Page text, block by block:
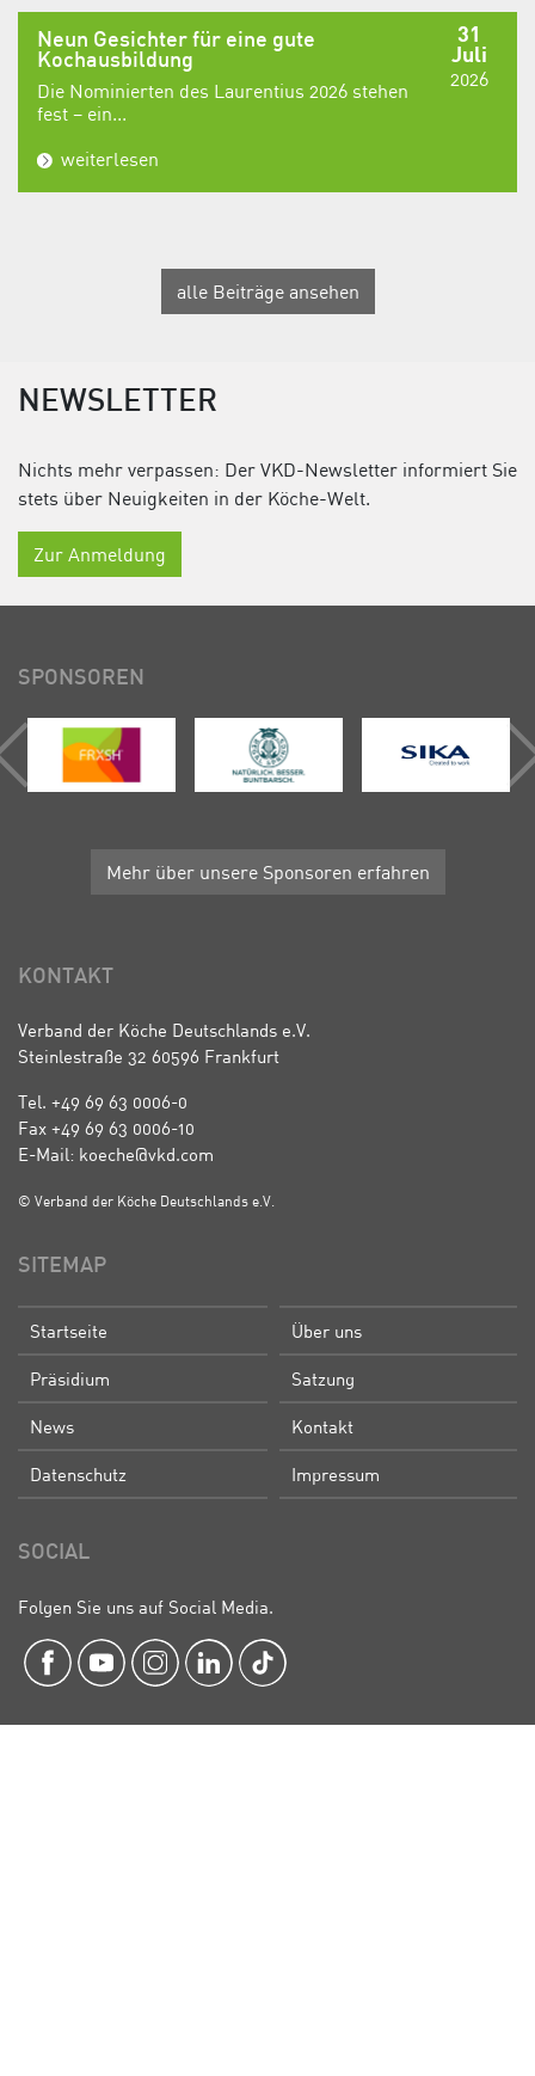
31
Juli
2026
Neun Gesichter für eine gute
Kochausbildung
Die Nominierten des Laurentius 2026 stehen
fest – ein...
weiterlesen
alle Beiträge ansehen
NEWSLETTER
Nichts mehr verpassen: Der VKD-Newsletter informiert Sie
stets über Neuigkeiten in der Köche-Welt.
Zur Anmeldung
SPONSOREN
Mehr über unsere Sponsoren erfahren
KONTAKT
Verband der Köche Deutschlands e.V.
Steinlestraße 32 60596 Frankfurt
Tel. +49 69 63 0006-0
Fax +49 69 63 0006-10
E-Mail: koeche@vkd.com
© Verband der Köche Deutschlands e.V.
SITEMAP
Startseite Über uns
Präsidium Satzung
News Kontakt
Datenschutz Impressum
SOCIAL
Folgen Sie uns auf Social Media.